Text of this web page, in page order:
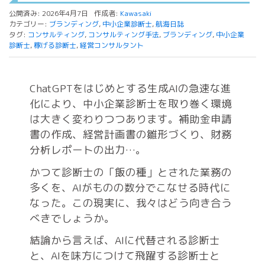
公開済み: 2026年4月7日 作成者: Kawasaki
カテゴリー: ブランディング, 中小企業診断士,航海日誌
タグ: コンサルティング, コンサルティング手法, ブランディング, 中小企業
診断士,稼げる診断士,経営コンサルタント
ChatGPTをはじめとする生成AIの急速な進
化により、中小企業診断士を取り巻く環境
は大きく変わりつつあります。補助金申請
書の作成、経営計画書の雛形づくり、財務
分析レポートの出力…。
かつて診断士の「飯の種」とされた業務の
多くを、AIがものの数分でこなせる時代に
なった。この現実に、我々はどう向き合う
べきでしょうか。
結論から言えば、AIに代替される診断士
と、AIを味方につけて飛躍する診断士と